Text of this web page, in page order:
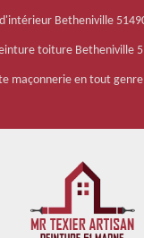
Betheniville
toiture Betheniville
maçonnerie en tout